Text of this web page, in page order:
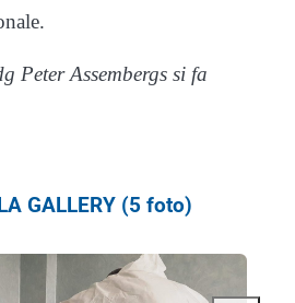
Peter Assembergs si fa
GALLERY (5 foto)